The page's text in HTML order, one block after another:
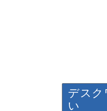
デスク
い